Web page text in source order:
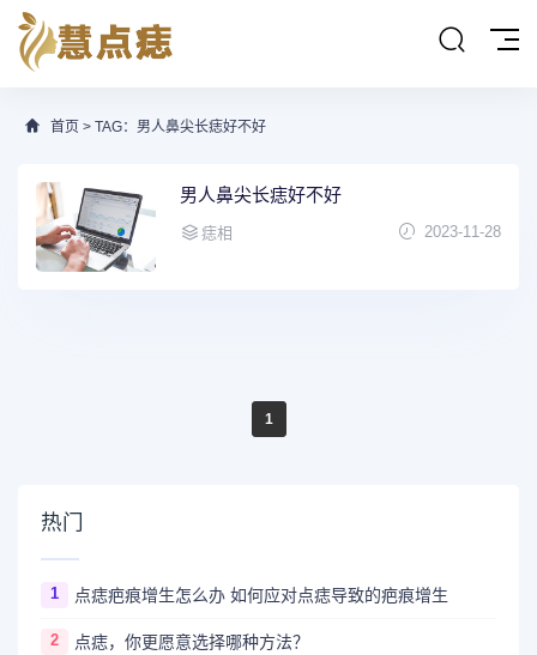
首页 > TAG：男人鼻尖长痣好不好
男人鼻尖长痣好不好
痣相 2023-11-28
1
热门
1 点痣疤痕增生怎么办 如何应对点痣导致的疤痕增生
2 点痣，你更愿意选择哪种方法？